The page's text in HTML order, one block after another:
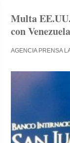
Multa
con Venezuela
AGENCIA PRENSA